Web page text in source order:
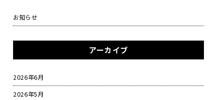
お知らせ
アーカイブ
2026年6月
2026年5月